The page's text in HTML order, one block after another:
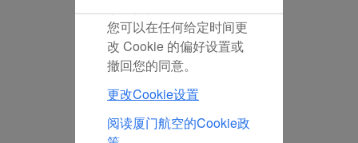
您可以在任何给定时间更
改 Cookie 的偏好设置或
撤回您的同意。
更改Cookie设置
阅读厦门航空的Cookie政